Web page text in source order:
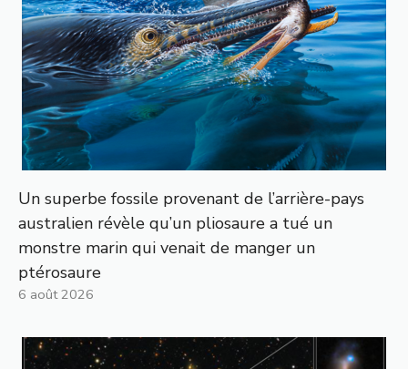
Un superbe fossile provenant de l’arrière-pays
australien révèle qu’un pliosaure a tué un
monstre marin qui venait de manger un
ptérosaure
6 août 2026